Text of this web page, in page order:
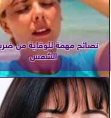
نصائح مهمة للوقاية من
الشمس